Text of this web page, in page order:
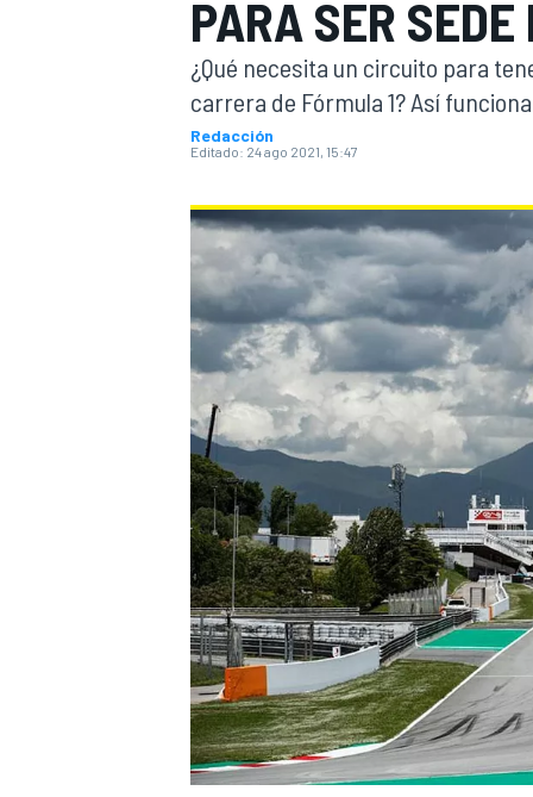
WEC FÓRMULA E
PARA SER SEDE
¿Qué necesita un circuito para
carrera de Fórmula 1? Así
Redacción
Editado: 24 ago 2021, 15:47